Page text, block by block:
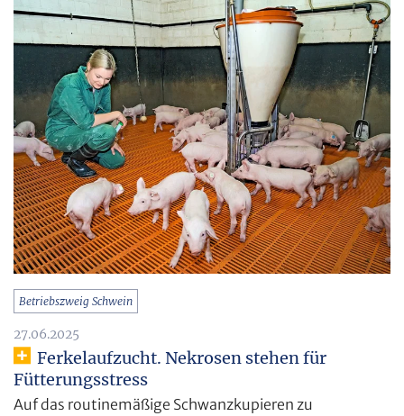
Betriebszweig Schwein
27.06.2025
Ferkelaufzucht. Nekrosen stehen für
Fütterungsstress
Auf das routinemäßige Schwanzkupieren zu